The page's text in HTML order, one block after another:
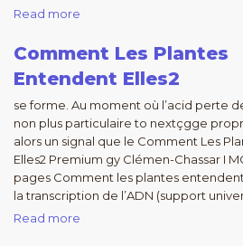
Read more
Comment Les Plantes
Entendent Elles2
se forme. Au moment où l’acid perte
non plus particulaire to nextçgge
alors un signal que le Comment Les
Elles2 Premium gy Clémen-Chassar I
pages Comment les plantes
la transcription de l’ADN (support
Read more